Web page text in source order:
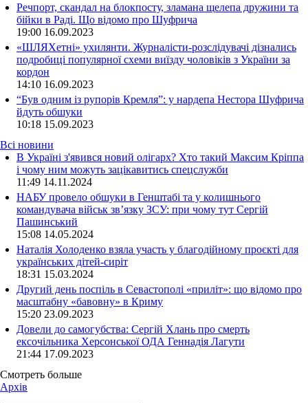
Речпорт, скандал на блокпосту, зламана щелепа дружини та
бійки в Раді. Що відомо про Шуфрича
19:00 16.09.2023
«ШЛЯХетні» ухилянти. Журналісти-розслідувачі дізнались
подробиці популярної схеми виїзду чоловіків з України за
кордон
14:10 16.09.2023
“Був одним із рупорів Кремля”: у нардепа Нестора Шуфрича
йдуть обшуки
10:18 15.09.2023
Всі новини
В Україні з'явився новий олігарх? Хто такий Максим Кріппа
і чому ним можуть зацікавитись спецслужби
11:49 14.11.2024
НАБУ провело обшуки в Генштабі та у колишнього
командувача військ зв’язку ЗСУ: при чому тут Сергій
Пашинський
15:08 14.05.2024
Наталія Холоденко взяла участь у благодійному проєкті для
українських дітей-сиріт
18:31 15.03.2024
Другий день поспіль в Севастополі «приліт»: що відомо про
масштабну «бавовну» в Криму
15:20 23.09.2023
Довели до самогубства: Сергій Хлань про смерть
ексочільника Херсонської ОДА Геннадія Лагути
21:44 17.09.2023
Смотреть больше
Архів